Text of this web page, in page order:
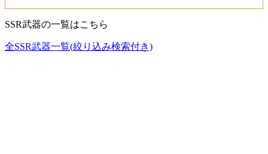
SSR武器の一覧はこちら
全SSR武器一覧(絞り込み検索付き)